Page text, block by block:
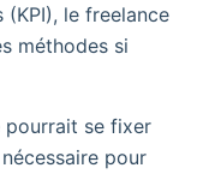
le freelance
méthodes si
pourrait se fixer
pour